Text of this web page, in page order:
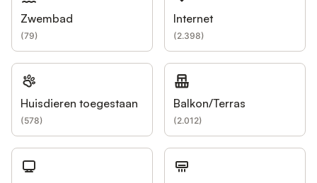
Zwembad
(79)
Internet
(2.398)
Huisdieren toegestaan
(578)
Balkon/Terras
(2.012)